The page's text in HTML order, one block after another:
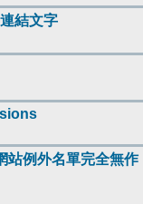
結文字
站例外名單完全無作